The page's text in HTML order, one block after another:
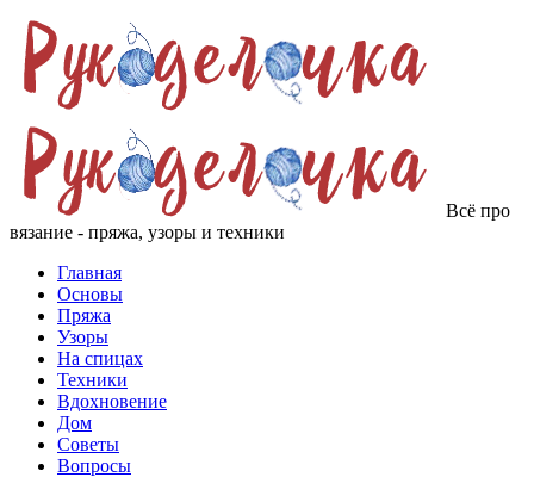
Всё про
вязание - пряжа, узоры и техники
Главная
Основы
Пряжа
Узоры
На спицах
Техники
Вдохновение
Дом
Советы
Вопросы